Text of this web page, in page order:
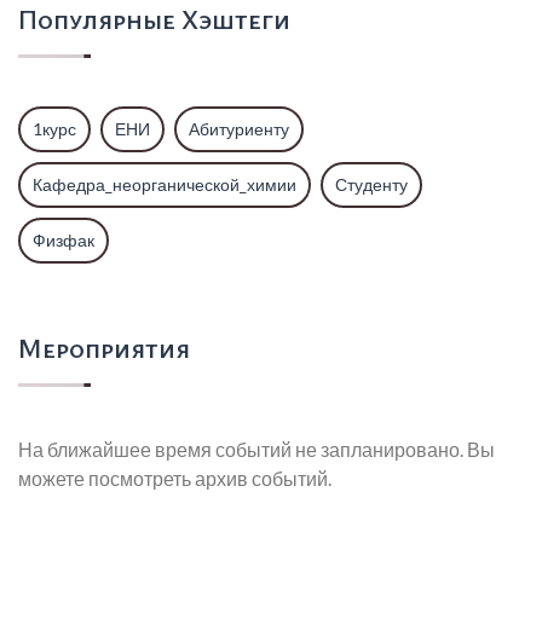
Популярные Хэштеги
1курс ЕНИ Абитуриенту
Кафедра_неорганической_химии Студенту
Физфак
Мероприятия
На ближайшее время событий не запланировано. Вы
можете посмотреть архив событий.